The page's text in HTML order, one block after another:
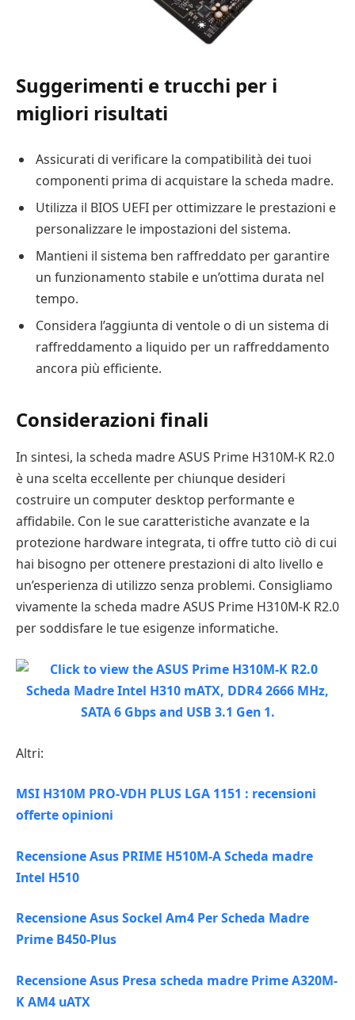
Suggerimenti e trucchi per i
migliori risultati
Assicurati di verificare la compatibilità dei tuoi
componenti prima di acquistare la scheda madre.
Utilizza il BIOS UEFI per ottimizzare le prestazioni e
personalizzare le impostazioni del sistema.
Mantieni il sistema ben raffreddato per garantire
un funzionamento stabile e un’ottima durata nel
tempo.
Considera l’aggiunta di ventole o di un sistema di
raffreddamento a liquido per un raffreddamento
ancora più efficiente.
Considerazioni finali
In sintesi, la scheda madre ASUS Prime H310M-K R2.0
è una scelta eccellente per chiunque desideri
costruire un computer desktop performante e
affidabile. Con le sue caratteristiche avanzate e la
protezione hardware integrata, ti offre tutto ciò di cui
hai bisogno per ottenere prestazioni di alto livello e
un’esperienza di utilizzo senza problemi. Consigliamo
vivamente la scheda madre ASUS Prime H310M-K R2.0
per soddisfare le tue esigenze informatiche.
Altri:
MSI H310M PRO-VDH PLUS LGA 1151 : recensioni
offerte opinioni
Recensione Asus PRIME H510M-A Scheda madre
Intel H510
Recensione Asus Sockel Am4 Per Scheda Madre
Prime B450-Plus
Recensione Asus Presa scheda madre Prime A320M-
K AM4 uATX